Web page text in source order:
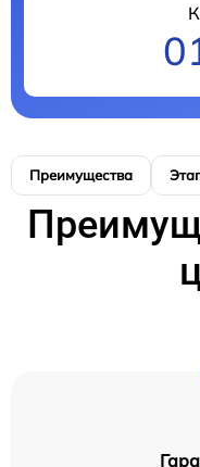
Преимущества